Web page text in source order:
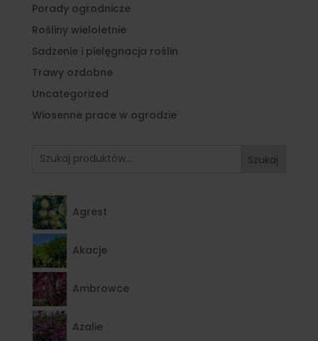
Porady ogrodnicze
Rośliny wieloletnie
Sadzenie i pielęgnacja roślin
Trawy ozdobne
Uncategorized
Wiosenne prace w ogrodzie
Szukaj
Agrest
Akacje
Ambrowce
Azalie